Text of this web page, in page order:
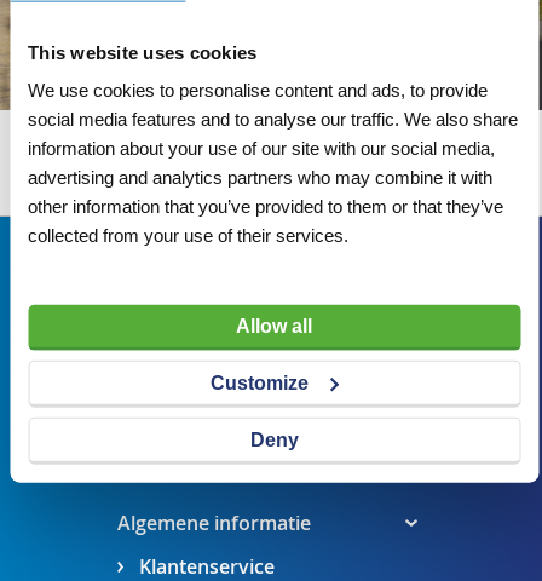
This website uses cookies
We use cookies to personalise content and ads, to provide
social media features and to analyse our traffic. We also share
information about your use of our site with our social media,
advertising and analytics partners who may combine it with
other information that you’ve provided to them or that they’ve
collected from your use of their services.
Allow all
Customize
Deny
Wij adviseren u graag
Algemene informatie
Klantenservice
Bezoekadres
Veldsteen 25, 4815 PK Breda
verkoop@visserbreda.nl
076 541 5073
Stel een vraag
Maak een afspraak